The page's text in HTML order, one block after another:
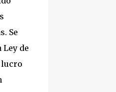
Se
de
lucro